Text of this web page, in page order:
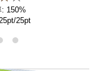
150%
25pt